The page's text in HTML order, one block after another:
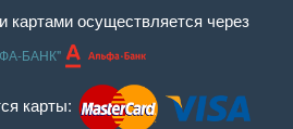
картами осуществляется через
БАНК"
карты: